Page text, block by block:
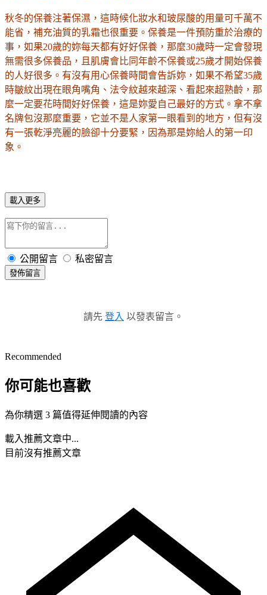
秋冬的保養注著保濕，這時候化妝水和玻尿酸的用量可千萬不
能省，補充油質的乳霜也很重要。保養是一件預防重於治療的
事，如果20歲的妳每天都有好好保養，那麼30歲時一定會發現
無需很多保養品，且肌膚會比同年齡不保養或25歲才開始保養
的人好很多。有沒有用心保養時間會告訴妳，如果不希望35歲
時皺紋出現在眼角嘴角、法令紋越來越深、看起來超熟齡，那
麼一定要花時間好好保養，這是妳愛自己最好的方式。拿不拿
名牌包沒那麼重要，它並不是人家第一眼看到的地方，但有沒
有一張乾淨亮麗的臉卻十分要緊，因為那是妳給人的第一印
象。
載入更多
公開留言 私密留言
發佈留言
請先 登入 以發表留言。
Recommended
你可能也喜歡
為你精選 3 篇值得延伸閱讀的內容
載入推薦文章中...
目前沒有推薦文章